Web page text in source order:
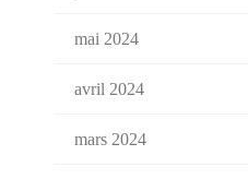
mai 2024
avril 2024
mars 2024